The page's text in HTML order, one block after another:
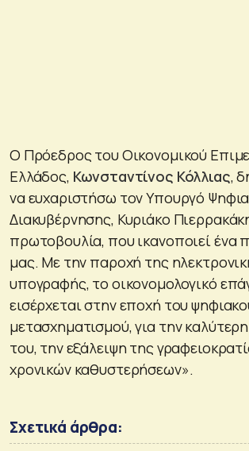
Ο Πρόεδρος του Οικονομικού
Ελλάδος, Κωνσταντίνος Κόλλιας,
να ευχαριστήσω τον Υπουργό
Διακυβέρνησης, Κυριάκο
πρωτοβουλία, που ικανοποιεί ένα
μας. Με την παροχή της
υπογραφής, το οικονομολογικό
εισέρχεται στην εποχή του
μετασχηματισμού, για την
του, την εξάλειψη της
χρονικών καθυστερήσεων».
Σχετικά άρθρα: